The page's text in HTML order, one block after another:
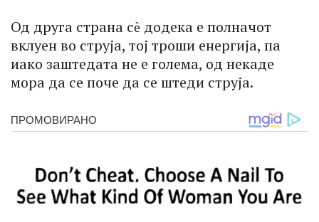
Од друга страна сѐ додека е полначот
вклуен во струја, тој троши енергија, па
иако заштедата не е голема, од некаде
мора да се поче да се штеди струја.